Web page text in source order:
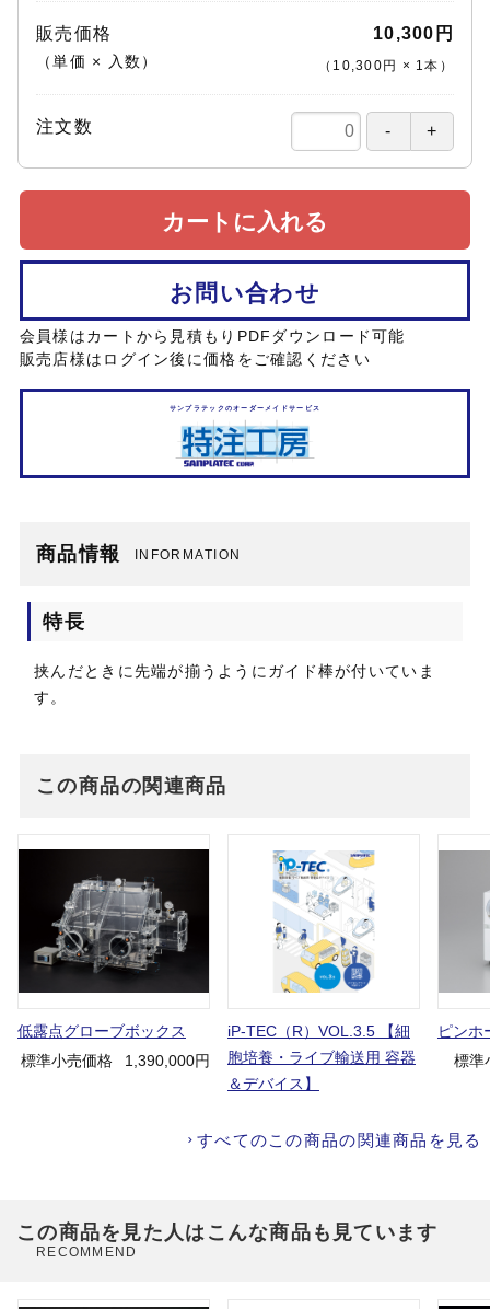
販売価格
（単価 × 入数）
10,300円
（ 10,300円 × 1本 ）
注文数
サンプラテックのオーダーメイドサービス
お問い合わせ
カートに入れる
会員様はカートから見積もりPDFダウンロード可能
販売店様はログイン後に価格をご確認ください
商品情報 INFORMATION
特長
挟んだときに先端が揃うようにガイド棒が付いていま
す。
この商品の関連商品
低露点グローブボックス
標準小売価格
1,390,000円
iP-TEC（R）VOL.3.5 【細
胞培養・ライブ輸送用 容器
＆デバイス】
ピンホ
標準
すべてのこの商品の関連商品を見る
この商品を見た人はこんな商品も見ています
RECOMMEND